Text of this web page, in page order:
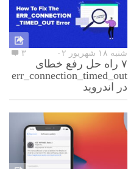
شنبه ۱۸ شهریور ۰۲ ۳
۷ راه حل رفع خطای
err_connection_timed_out
در اندروید